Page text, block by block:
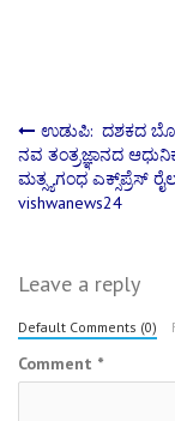
Post
ಉಡುಪಿ: ದಶಕದ
ನವ ತಂತ್ರಜ್ಞಾನದ
ಮತ್ಸ್ಯಗಂಧ ಎಕ್ಸ್‌ಪ್ರೆಸ್‌
vishwanews24
Leave a reply
Default Comments (0)
Comment *